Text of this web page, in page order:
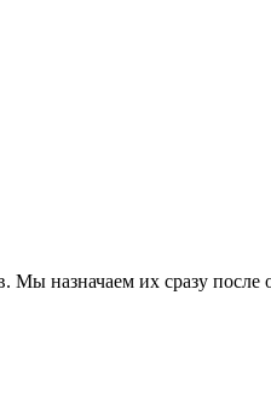
Мы назначаем их сразу после